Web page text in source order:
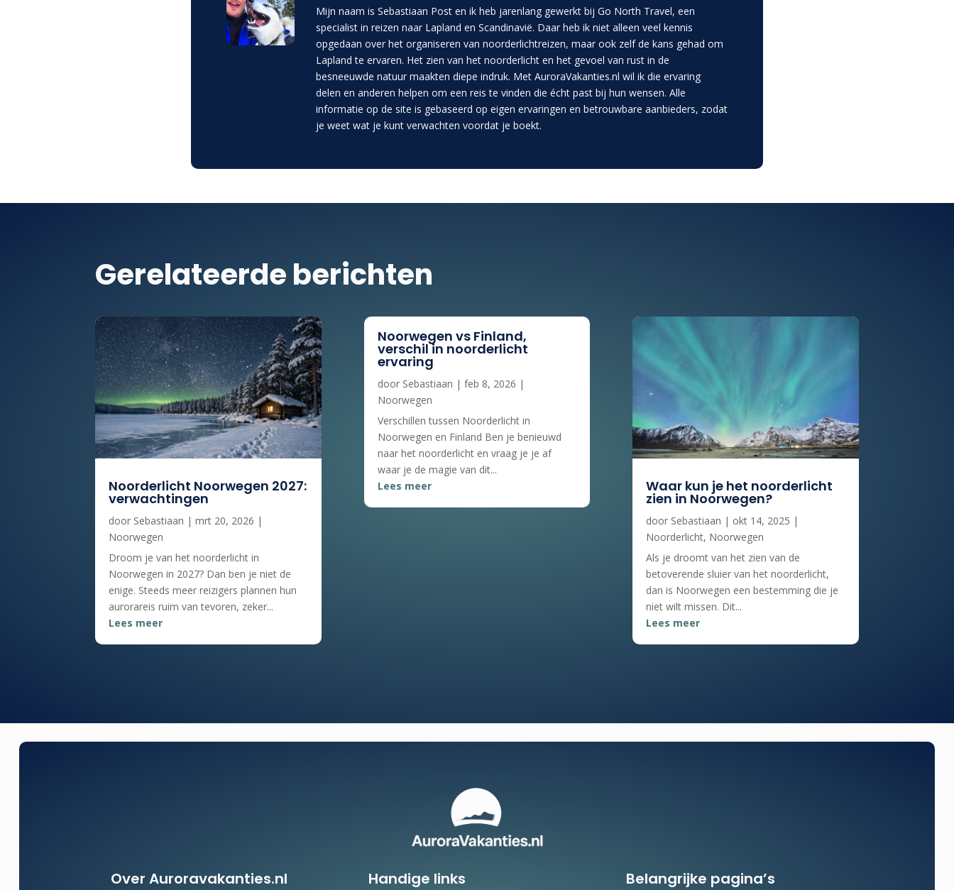
Mijn naam is Sebastiaan Post en ik heb jarenlang gewerkt bij Go North Travel, een
specialist in reizen naar Lapland en Scandinavië. Daar heb ik niet alleen veel kennis
opgedaan over het organiseren van noorderlichtreizen, maar ook zelf de kans gehad om
Lapland te ervaren. Het zien van het noorderlicht en het gevoel van rust in de
besneeuwde natuur maakten diepe indruk. Met AuroraVakanties.nl wil ik die ervaring
delen en anderen helpen om een reis te vinden die écht past bij hun wensen. Alle
informatie op de site is gebaseerd op eigen ervaringen en betrouwbare aanbieders, zodat
je weet wat je kunt verwachten voordat je boekt.
Gerelateerde berichten
Noorderlicht Noorwegen 2027:
verwachtingen
door Sebastiaan |mrt 20, 2026 |
Noorwegen
Droom je van het noorderlicht in
Noorwegen in 2027? Dan ben je niet de
enige. Steeds meer reizigers plannen hun
aurorareis ruim van tevoren, zeker...
Lees meer
Noorwegen vs Finland,
verschil in noorderlicht
ervaring
door Sebastiaan | feb 8, 2026 |
Noorwegen
Verschillen tussen Noorderlicht in
Noorwegen en Finland Ben je benieuwd
naar het noorderlicht en vraag je je af
waar je de magie van dit...
Lees meer
Waar kun je het noorderlicht
zien in Noorwegen?
door Sebastiaan | okt 14, 2025 |
Noorderlicht, Noorwegen
Als je droomt van het zien van de
betoverende sluier van het noorderlicht,
dan is Noorwegen een bestemming die je
niet wilt missen. Dit...
Lees meer
Over Auroravakanties.nl Handige links Belangrijke pagina’s